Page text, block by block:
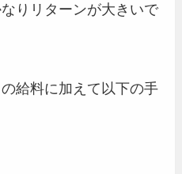
りリターンが大きいで
給料に加えて以下の手